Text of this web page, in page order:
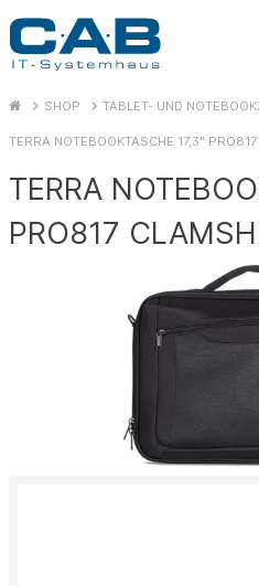
SHOP TABLET- UND
TERRA NOTEBOOKTASCHE 17,3"
TERRA
PRO817